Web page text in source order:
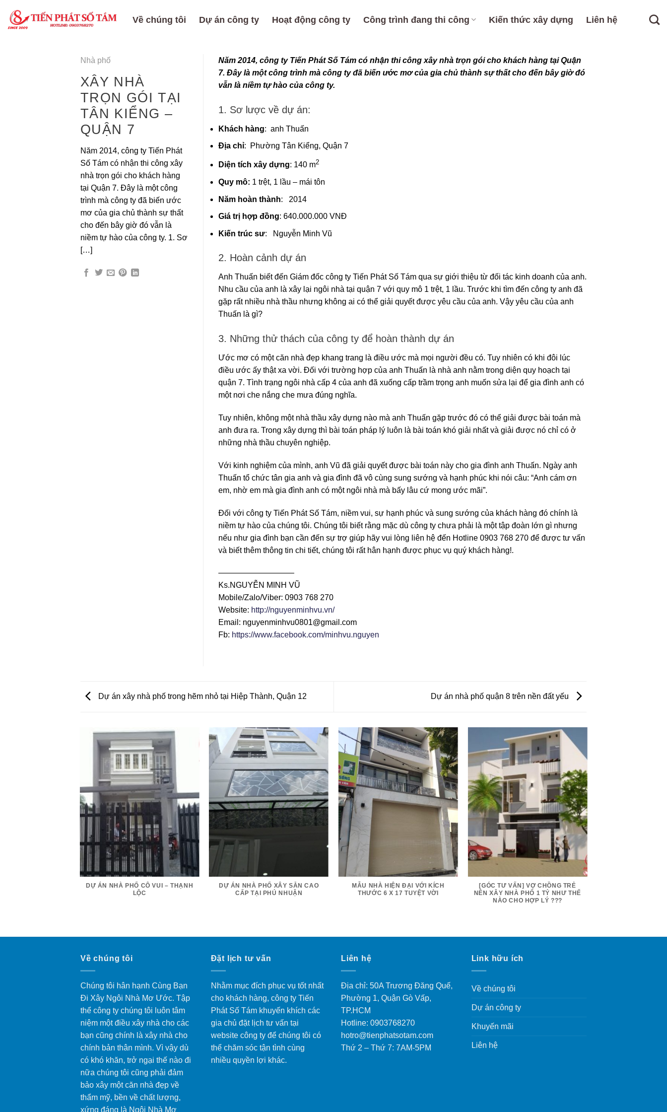
content
Về chúng tôi Dự án công ty Hoạt động công ty Công trình đang thi công Kiến thức xây dựng Liên hệ
Nhà phố
XÂY NHÀ
TRỌN GÓI TẠI
TÂN KIỂNG –
QUẬN 7
Năm 2014, công ty Tiến Phát
Số Tám có nhận thi công xây
nhà trọn gói cho khách hàng
tại Quận 7. Đây là một công
trình mà công ty đã biến ước
mơ của gia chủ thành sự thất
cho đến bây giờ đó vẫn là
niềm tự hào của công ty. 1. Sơ
[…]
Năm 2014, công ty Tiến Phát Số Tám có nhận thi công xây nhà trọn gói cho khách hàng tại Quận
7. Đây là một công trình mà công ty đã biến ước mơ của gia chủ thành sự thất cho đến bây giờ đó
vẫn là niềm tự hào của công ty.
1. Sơ lược về dự án:
Khách hàng: anh Thuấn
Địa chỉ: Phường Tân Kiểng, Quận 7
Diện tích xây dựng: 140 m2
Quy mô: 1 trệt, 1 lầu – mái tôn
Năm hoàn thành: 2014
Giá trị hợp đồng: 640.000.000 VNĐ
Kiến trúc sư: Nguyễn Minh Vũ
2. Hoàn cảnh dự án
Anh Thuấn biết đến Giám đốc công ty Tiến Phát Số Tám qua sự giới thiệu từ đối tác kinh doanh của anh.
Nhu cầu của anh là xây lại ngôi nhà tại quận 7 với quy mô 1 trệt, 1 lầu. Trước khi tìm đến công ty anh đã
gặp rất nhiều nhà thầu nhưng không ai có thể giải quyết được yêu cầu của anh. Vậy yêu cầu của anh
Thuấn là gì?
3. Những thử thách của công ty để hoàn thành dự án
Ước mơ có một căn nhà đẹp khang trang là điều ước mà mọi người đều có. Tuy nhiên có khi đôi lúc
điều ước ấy thật xa vời. Đối với trường hợp của anh Thuấn là nhà anh nằm trong diện quy hoạch tại
quận 7. Tình trạng ngôi nhà cấp 4 của anh đã xuống cấp trầm trọng anh muốn sửa lại để gia đình anh có
một nơi che nắng che mưa đúng nghĩa.
Tuy nhiên, không một nhà thầu xây dựng nào mà anh Thuấn gặp trước đó có thể giải được bài toán mà
anh đưa ra. Trong xây dựng thì bài toán pháp lý luôn là bài toán khó giải nhất và giải được nó chỉ có ở
những nhà thầu chuyên nghiệp.
Với kinh nghiệm của mình, anh Vũ đã giải quyết được bài toán này cho gia đình anh Thuấn. Ngày anh
Thuấn tổ chức tân gia anh và gia đình đã vô cùng sung sướng và hạnh phúc khi nói câu: “Anh cám ơn
em, nhờ em mà gia đình anh có một ngôi nhà mà bấy lâu cứ mong ước mãi”.
Đối với công ty Tiến Phát Số Tám, niềm vui, sự hạnh phúc và sung sướng của khách hàng đó chính là
niềm tự hào của chúng tôi. Chúng tôi biết rằng mặc dù công ty chưa phải là một tập đoàn lớn gì nhưng
nếu như gia đình bạn cần đến sự trợ giúp hãy vui lòng liên hệ đến Hotline 0903 768 270 để được tư vấn
và biết thêm thông tin chi tiết, chúng tôi rất hân hạnh được phục vụ quý khách hàng!.
—————————–
Ks.NGUYỄN MINH VŨ
Mobile/Zalo/Viber: 0903 768 270
Website: http://nguyenminhvu.vn/
Email: nguyenminhvu0801@gmail.com
Fb: https://www.facebook.com/minhvu.nguyen
Dự án xây nhà phố trong hẽm nhỏ tại Hiệp Thành, Quận 12 Dự án nhà phố quận 8 trên nền đất yếu
DỰ ÁN NHÀ PHỐ CÔ VUI – THẠNH
LỘC
DỰ ÁN NHÀ PHỐ XÂY SẴN CAO
CẤP TẠI PHÚ NHUẬN
MẪU NHÀ HIỆN ĐẠI VỚI KÍCH
THƯỚC 6 X 17 TUYỆT VỜI
[GÓC TƯ VẤN] VỢ CHỒNG TRẺ
NÊN XÂY NHÀ PHỐ 1 TỶ NHƯ THẾ
NÀO CHO HỢP LÝ ???
Về chúng tôi
Chúng tôi hân hạnh Cùng Bạn
Đi Xây Ngôi Nhà Mơ Ước. Tập
thể công ty chúng tôi luôn tâm
niệm một điều xây nhà cho các
bạn cũng chính là xây nhà cho
chính bản thân mình. Vì vậy dù
có khó khăn, trở ngại thế nào đi
nữa chúng tôi cũng phải đảm
bảo xây một căn nhà đẹp về
thẩm mỹ, bền về chất lượng,
xứng đáng là Ngôi Nhà Mơ
Đặt lịch tư vấn
Nhằm mục đích phục vụ tốt nhất
cho khách hàng, công ty Tiến
Phát Số Tám khuyến khích các
gia chủ đặt lịch tư vấn tại
website công ty để chúng tôi có
thể chăm sóc tận tình cùng
nhiều quyền lợi khác.
Liên hệ
Địa chỉ: 50A Trương Đăng Quế,
Phường 1, Quận Gò Vấp,
TP.HCM
Hotline: 0903768270
hotro@tienphatsotam.com
Thứ 2 – Thứ 7: 7AM-5PM
Link hữu ích
Về chúng tôi
Dự án công ty
Khuyến mãi
Liên hệ